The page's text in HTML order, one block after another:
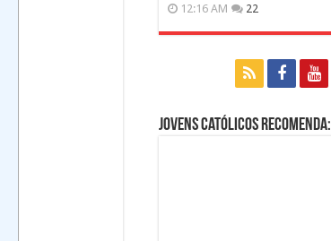
12:16 AM 22
Jovens Católicos Recomenda: